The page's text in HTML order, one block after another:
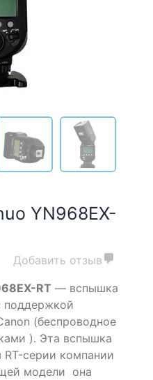
YN968EX-
Добавить отзыв
RT — вспышка
поддержкой
(беспроводное
). Эта вспышка
серии компании
модели она